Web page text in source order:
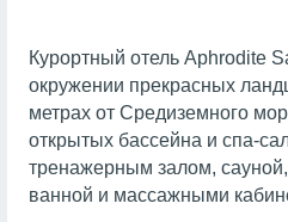
Курортный отель Aphrodite
окружении прекрасных
метрах от Средиземного
открытых бассейна и спа-
тренажерным залом,
ванной и массажными